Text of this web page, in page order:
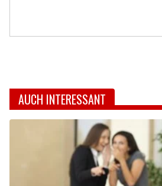
AUCH INTERESSANT